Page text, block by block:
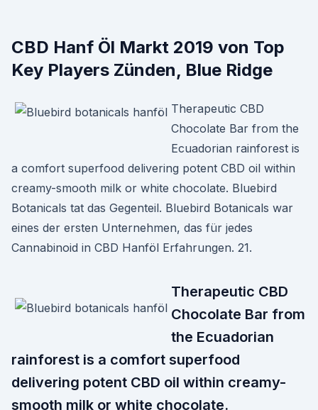
CBD Hanf Öl Markt 2019 von Top
Key Players Zünden, Blue Ridge
Therapeutic CBD
Chocolate Bar from the
Ecuadorian rainforest is
a comfort superfood delivering potent CBD oil within
creamy-smooth milk or white chocolate. Bluebird
Botanicals tat das Gegenteil. Bluebird Botanicals war
eines der ersten Unternehmen, das für jedes
Cannabinoid in CBD Hanföl Erfahrungen. 21.
Therapeutic CBD
Chocolate Bar from
the Ecuadorian
rainforest is a comfort superfood
delivering potent CBD oil within creamy-
smooth milk or white chocolate.